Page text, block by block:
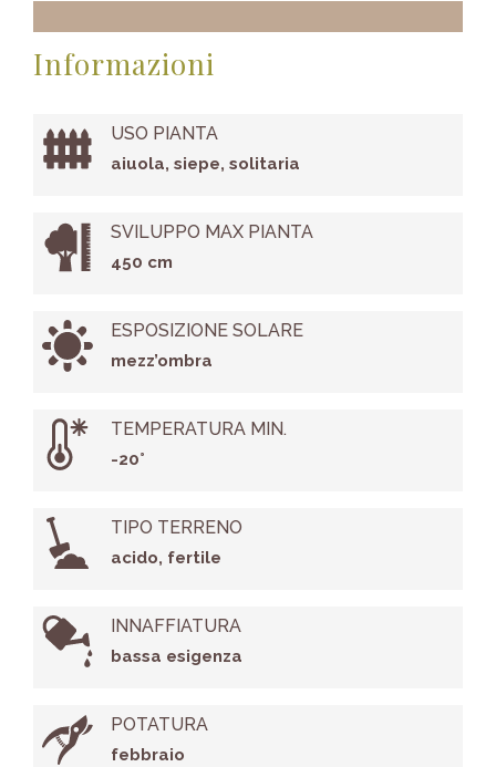
Informazioni
USO PIANTA
aiuola, siepe, solitaria
SVILUPPO MAX PIANTA
450 cm
ESPOSIZIONE SOLARE
mezz’ombra
TEMPERATURA MIN.
-20°
TIPO TERRENO
acido, fertile
INNAFFIATURA
bassa esigenza
POTATURA
febbraio